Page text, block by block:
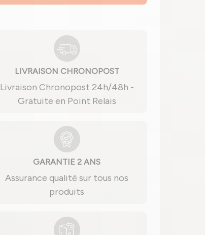
LIVRAISON CHRONOPOST
Livraison Chronopost 24h/48h -
Gratuite en Point Relais
GARANTIE 2 ANS
Assurance qualité sur tous nos
produits